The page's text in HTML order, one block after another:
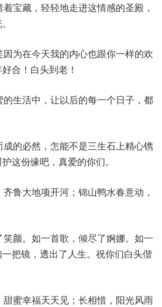
宝藏，轻轻地走进这情感的圣殿，
为在今天我的内心也跟你一样的欢
合！白头到老！
生活中，让以后的每一个日子，都
的必然，怎能不是三生石上精心镌
这份缘吧，真爱的你们。
鲁大地项开河；锦山鸭水春意动，
颜。如一首歌，倾尽了婀娜。如一
把镜，透出了人生。祝你们白头偕
蜜幸福天天见；长相惜，阳光风雨